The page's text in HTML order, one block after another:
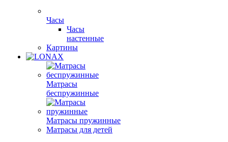
Часы
Часы
настенные
Картины
Матрасы
беспружинные
Матрасы пружинные
Матрасы для детей